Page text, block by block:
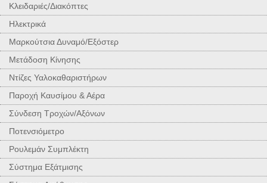
Κλειδαριές/Διακόπτες
Ηλεκτρικά
Μαρκούτσια Δυναμό/Εξόστερ
Μετάδοση Κίνησης
Ντίζες Υαλοκαθαριστήρων
Παροχή Καυσίμου & Αέρα
Σύνδεση Τροχών/Αξόνων
Ποτενσιόμετρο
Ρουλεμάν Συμπλέκτη
Σύστημα Εξάτμισης